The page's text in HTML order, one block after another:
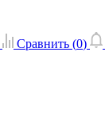
Сравнить (0)